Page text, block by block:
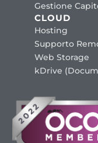
Gestione
CLOUD
Hosting
Supporto
Web Storage
kDrive